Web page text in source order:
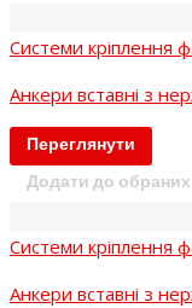
Системи кріплення
Анкери вставні з
Переглянути
Додати до обраних
Системи кріплення
Анкери вставні з